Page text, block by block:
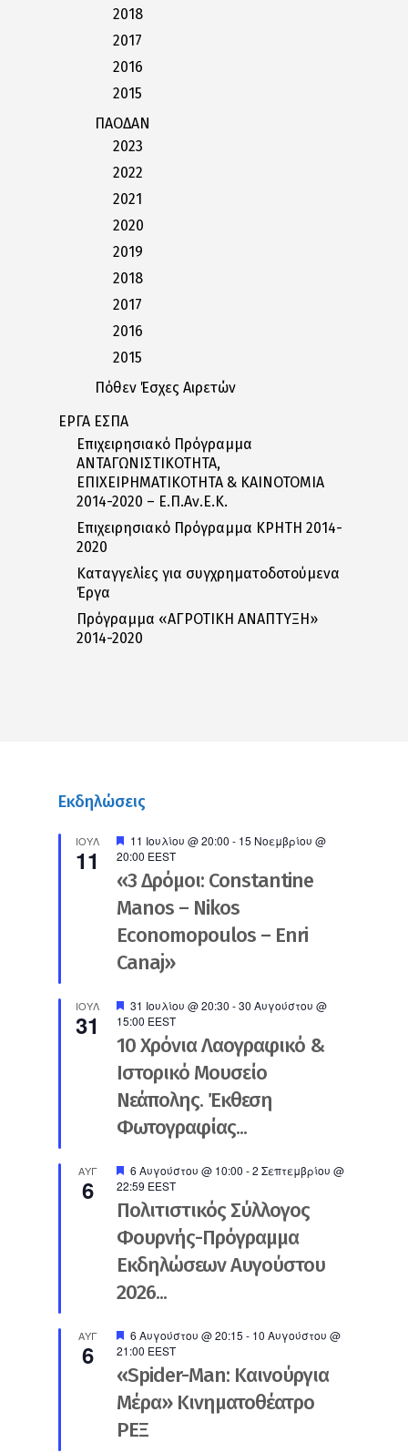
2018
2017
2016
2015
ΠΑΟΔΑΝ
2023
2022
2021
2020
2019
2018
2017
2016
2015
Πόθεν Έσχες Αιρετών
ΕΡΓΑ ΕΣΠΑ
Επιχειρησιακό Πρόγραμμα
ΑΝΤΑΓΩΝΙΣΤΙΚΟΤΗΤΑ,
ΕΠΙΧΕΙΡΗΜΑΤΙΚΟΤΗΤΑ & ΚΑΙΝΟΤΟΜΙΑ
2014-2020 – Ε.Π.Αν.Ε.Κ.
Επιχειρησιακό Πρόγραμμα ΚΡΗΤΗ 2014-
2020
Καταγγελίες για συγχρηματοδοτούμενα
Έργα
Πρόγραμμα «ΑΓΡΟΤΙΚΗ ΑΝΑΠΤΥΞΗ»
2014-2020
Εκδηλώσεις
ΙΟΎΛ
11
Προτεινόμενο
11 Ιουλίου @ 20:00 - 15 Νοεμβρίου @
20:00 EEST
«3 Δρόμοι: Constantine
Manos – Nikos
Economopoulos – Enri
Canaj»
ΙΟΎΛ
31
Προτεινόμενο
31 Ιουλίου @ 20:30 -30 Αυγούστου @
15:00 EEST
10 Χρόνια Λαογραφικό &
Ιστορικό Μουσείο
Νεάπολης. Έκθεση
Φωτογραφίας...
ΑΥΓ
6
Προτεινόμενο
6 Αυγούστου @ 10:00 -2 Σεπτεμβρίου @
22:59 EEST
Πολιτιστικός Σύλλογος
Φουρνής-Πρόγραμμα
Εκδηλώσεων Αυγούστου
2026...
ΑΥΓ
6
Προτεινόμενο
6 Αυγούστου @ 20:15 - 10 Αυγούστου @
21:00 EEST
«Spider-Man: Καινούργια
Μέρα» Κινηματοθέατρο
ΡΕΞ